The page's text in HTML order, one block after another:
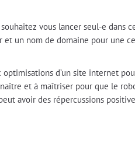
vous lancer seul-e dans
un nom de domaine pour une
d’un site internet
et à maîtriser pour que le
avoir des répercussions